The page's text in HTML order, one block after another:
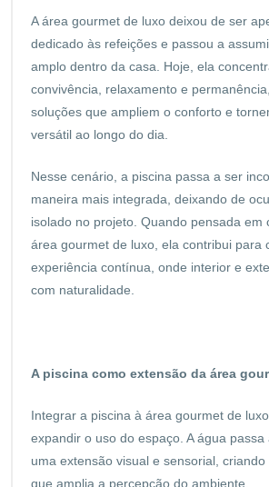
A área gourmet de luxo deixou de ser
dedicado às refeições e passou a
amplo dentro da casa. Hoje, ela
convivência, relaxamento e
soluções que ampliem o conforto e
versátil ao longo do dia.
Nesse cenário, a piscina passa a ser
maneira mais integrada, deixando de
isolado no projeto. Quando pensada em
área gourmet de luxo, ela contribui para
experiência contínua, onde interior e
com naturalidade.
A piscina como extensão da área
Integrar a piscina à área gourmet de
expandir o uso do espaço. A água
uma extensão visual e sensorial,
que amplia a percepção do ambiente.